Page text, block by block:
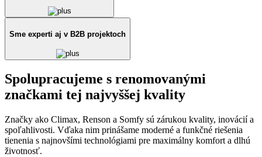
Sme experti aj v B2B projektoch
Spolupracujeme s renomovanými
značkami tej najvyššej kvality
Značky ako Climax, Renson a Somfy sú zárukou kvality, inovácií a
spoľahlivosti. Vďaka nim prinášame moderné a funkčné riešenia
tienenia s najnovšími technológiami pre maximálny komfort a dlhú
životnosť.